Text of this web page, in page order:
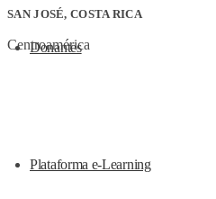
Donantes
Plataforma e-Learning
SAN JOSÉ, COSTA RICA
Centroamérica